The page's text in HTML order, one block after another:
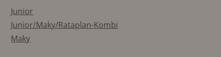
Junior
Junior/Maky/Rataplan-Kombi
Maky